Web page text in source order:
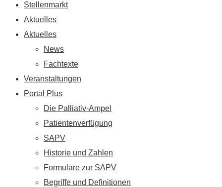
Stellenmarkt
Aktuelles
Aktuelles
News
Fachtexte
Veranstaltungen
Portal Plus
Die Palliativ-Ampel
Patientenverfügung
SAPV
Historie und Zahlen
Formulare zur SAPV
Begriffe und Definitionen